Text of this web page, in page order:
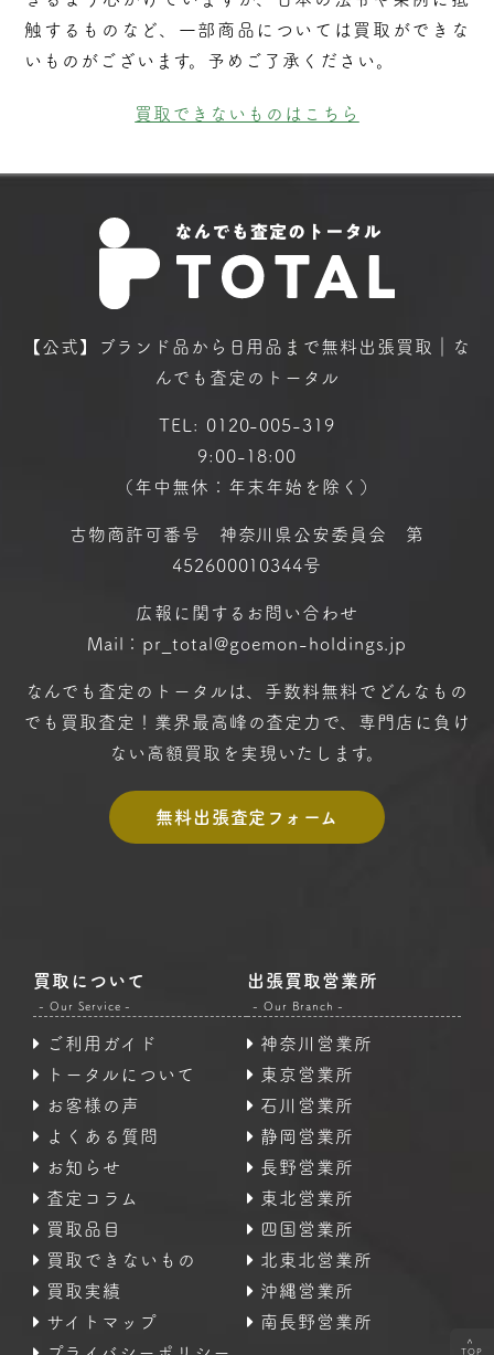
触するものなど、⼀部商品については買取ができな
いものがございます。予めご了承ください。
買取できないものはこちら
【公式】ブランド品から日用品まで無料出張買取｜な
んでも査定のトータル
TEL: 0120-005-319
9:00-18:00
（年中無休：年末年始を除く）
古物商許可番号 神奈川県公安委員会 第
452600010344号
広報に関するお問い合わせ
Mail：pr_total@goemon-holdings.jp
なんでも査定のトータルは、手数料無料で どんなもの
でも買取査定！ 業界最高峰の査定力で、専門店に 負け
ない高額買取を実現いたします。
無料出張査定フォーム
買取について
- Our Service -
ご利用ガイド
トータルについて
お客様の声
よくある質問
お知らせ
査定コラム
買取品目
買取できないもの
買取実績
サイトマップ
出張買取営業所
- Our Branch -
神奈川営業所
東京営業所
石川営業所
静岡営業所
長野営業所
東北営業所
四国営業所
北東北営業所
沖縄営業所
南長野営業所
<
TOP